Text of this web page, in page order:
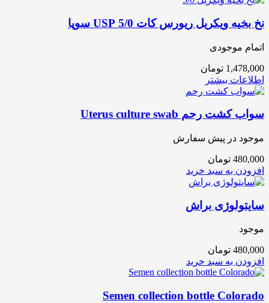
نخ بخیه ویکریل ریورس کات 5/0 USP سوپا
اتمام موجودی
1,478,000 تومان
اطلاعات بیشتر
سواب کشت رحم Uterus culture swab
موجود در پیش سفارش
480,000 تومان
افزودن به سبد خرید
سایتولوژی براش
موجود
480,000 تومان
افزودن به سبد خرید
Semen collection bottle Colorado